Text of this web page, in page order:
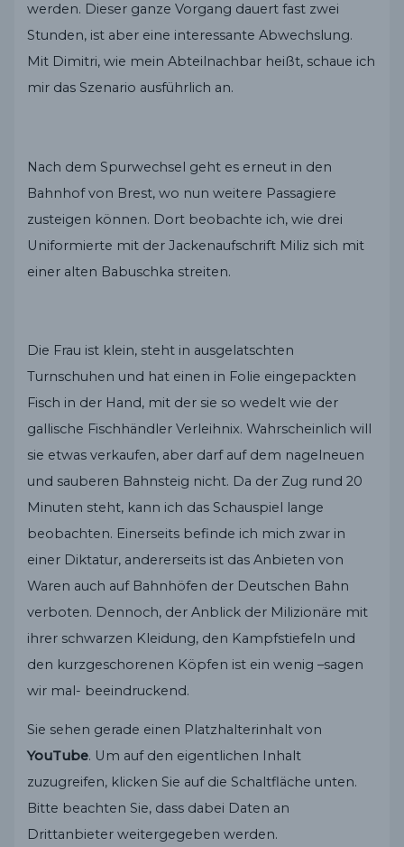
werden. Dieser ganze Vorgang dauert fast zwei
Stunden, ist aber eine interessante Abwechslung.
Mit Dimitri, wie mein Abteilnachbar heißt, schaue ich
mir das Szenario ausführlich an.
Nach dem Spurwechsel geht es erneut in den
Bahnhof von Brest, wo nun weitere Passagiere
zusteigen können. Dort beobachte ich, wie drei
Uniformierte mit der Jackenaufschrift Miliz sich mit
einer alten Babuschka streiten.
Die Frau ist klein, steht in ausgelatschten
Turnschuhen und hat einen in Folie eingepackten
Fisch in der Hand, mit der sie so wedelt wie der
gallische Fischhändler Verleihnix. Wahrscheinlich will
sie etwas verkaufen, aber darf auf dem nagelneuen
und sauberen Bahnsteig nicht. Da der Zug rund 20
Minuten steht, kann ich das Schauspiel lange
beobachten. Einerseits befinde ich mich zwar in
einer Diktatur, andererseits ist das Anbieten von
Waren auch auf Bahnhöfen der Deutschen Bahn
verboten. Dennoch, der Anblick der Milizionäre mit
ihrer schwarzen Kleidung, den Kampfstiefeln und
den kurzgeschorenen Köpfen ist ein wenig –sagen
wir mal- beeindruckend.
Sie sehen gerade einen Platzhalterinhalt von
YouTube. Um auf den eigentlichen Inhalt
zuzugreifen, klicken Sie auf die Schaltfläche unten.
Bitte beachten Sie, dass dabei Daten an
Drittanbieter weitergegeben werden.